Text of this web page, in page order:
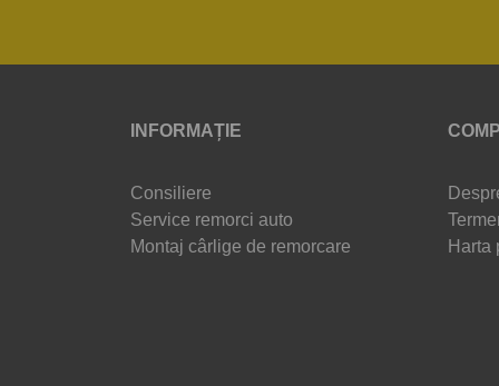
INFORMAȚIE
Consiliere
Service remorci auto
Montaj cârlige de remorcare
Harta